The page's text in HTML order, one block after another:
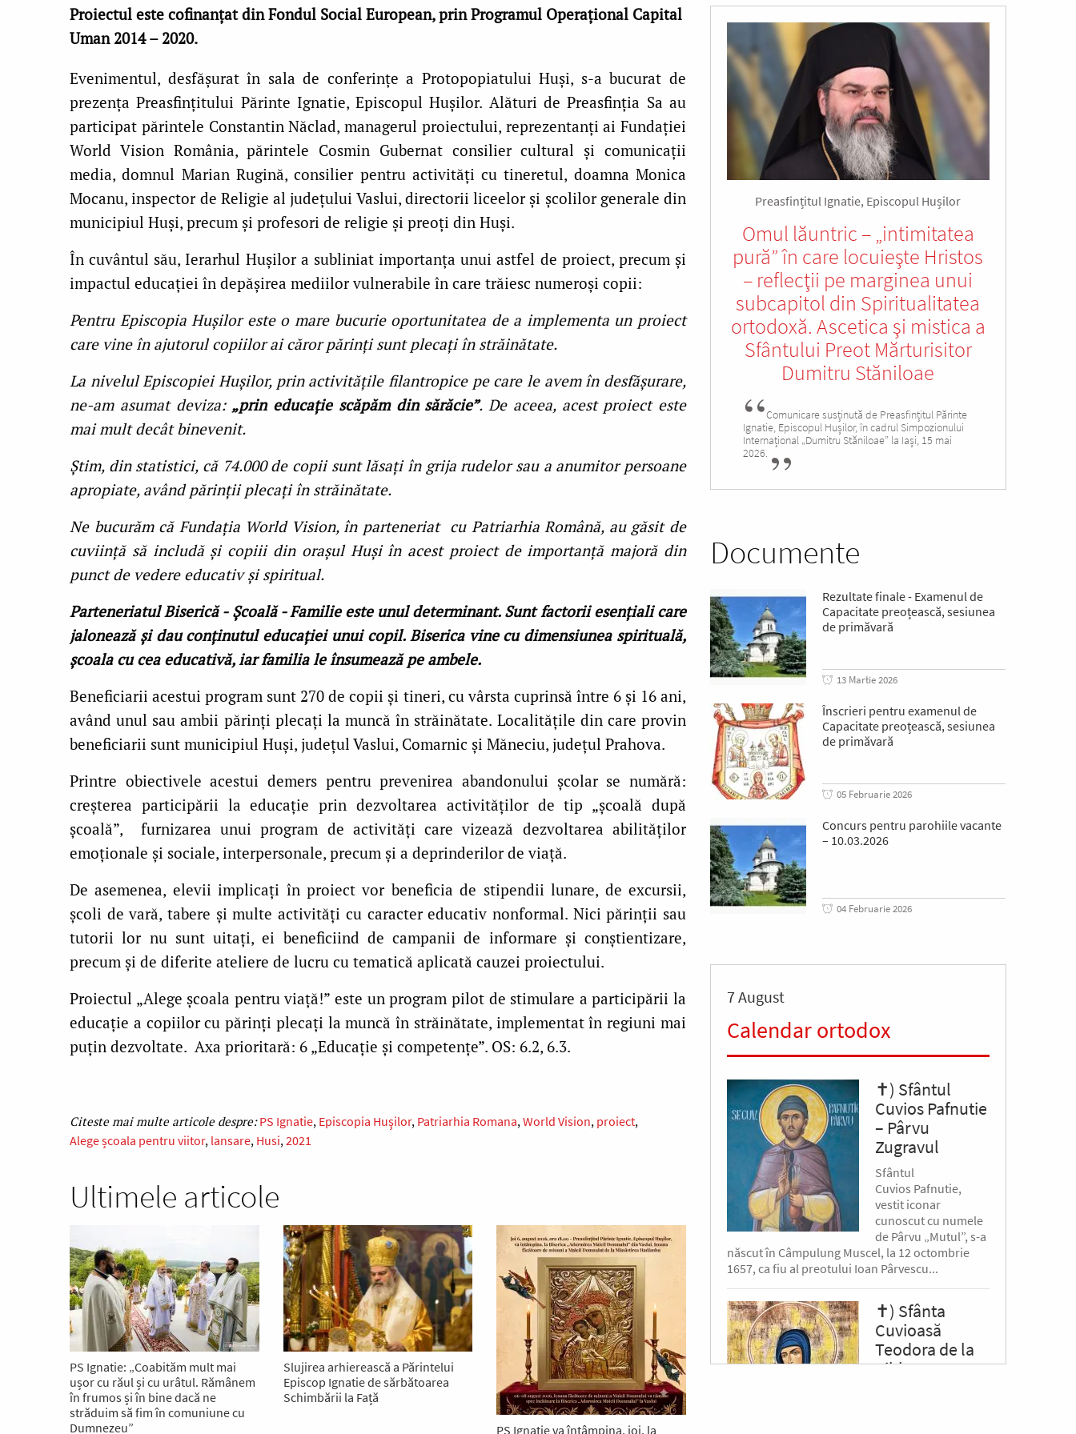
Proiectul este cofinanţat din Fondul Social European, prin Programul Operaţional Capital
Uman 2014 – 2020.
Evenimentul, desfășurat în sala de conferințe a Protopopiatului Huși, s-a bucurat de
prezența Preasfințitului Părinte Ignatie, Episcopul Hușilor. Alături de Preasfinția Sa au
participat părintele Constantin Năclad, managerul proiectului, reprezentanți ai Fundației
World Vision România, părintele Cosmin Gubernat consilier cultural și comunicații
media, domnul Marian Rugină, consilier pentru activități cu tineretul, doamna Monica
Mocanu, inspector de Religie al județului Vaslui, directorii liceelor și școlilor generale din
municipiul Huși, precum și profesori de religie și preoți din Huși.
În cuvântul său, Ierarhul Hușilor a subliniat importanța unui astfel de proiect, precum și
impactul educației în depășirea mediilor vulnerabile în care trăiesc numeroși copii:
Pentru Episcopia Hușilor este o mare bucurie oportunitatea de a implementa un proiect
care vine în ajutorul copiilor ai căror părinți sunt plecați în străinătate.
La nivelul Episcopiei Hușilor, prin activitățile filantropice pe care le avem în desfășurare,
ne-am asumat deviza: „prin educație scăpăm din sărăcie”. De aceea, acest proiect este
mai mult decât binevenit.
Știm, din statistici, că 74.000 de copii sunt lăsați în grija rudelor sau a anumitor persoane
apropiate, având părinții plecați în străinătate.
Ne bucurăm că Fundația World Vision, în parteneriat cu Patriarhia Română, au găsit de
cuviință să includă și copiii din orașul Huși în acest proiect de importanță majoră din
punct de vedere educativ și spiritual.
Parteneriatul Biserică - Școală - Familie este unul determinant. Sunt factorii esențiali care
jalonează și dau conținutul educației unui copil. Biserica vine cu dimensiunea spirituală,
școala cu cea educativă, iar familia le însumează pe ambele.
Beneficiarii acestui program sunt 270 de copii și tineri, cu vârsta cuprinsă între 6 și 16 ani,
având unul sau ambii părinți plecați la muncă în străinătate. Localitățile din care provin
beneficiarii sunt municipiul Huși, județul Vaslui, Comarnic și Măneciu, județul Prahova.
Printre obiectivele acestui demers pentru prevenirea abandonului școlar se numără:
creșterea participării la educație prin dezvoltarea activităților de tip „școală după
școală”, furnizarea unui program de activități care vizează dezvoltarea abilităților
emoționale și sociale, interpersonale, precum și a deprinderilor de viață.
De asemenea, elevii implicați în proiect vor beneficia de stipendii lunare, de excursii,
școli de vară, tabere și multe activități cu caracter educativ nonformal. Nici părinții sau
tutorii lor nu sunt uitați, ei beneficiind de campanii de informare și conștientizare,
precum și de diferite ateliere de lucru cu tematică aplicată cauzei proiectului.
Proiectul „Alege școala pentru viață!” este un program pilot de stimulare a participării la
educație a copiilor cu părinți plecați la muncă în străinătate, implementat în regiuni mai
puțin dezvoltate. Axa prioritară: 6 „Educație și competențe”. OS: 6.2, 6.3.
PS Ignatie Episcopia Huşilor Patriarhia Romana World Vision proiect
Alege școala pentru viitor lansare Husi 2021
Ultimele articole
PS Ignatie: „Coabităm mult mai
ușor cu răul și cu urâtul. Rămânem
în frumos și în bine dacă ne
străduim să fim în comuniune cu
Dumnezeu”
Slujirea arhierească a Părintelui
Episcop Ignatie de sărbătoarea
Schimbării la Față
PS Ignatie va întâmpina, joi, la
Preasfințitul Ignatie, Episcopul Hușilor
Omul lăuntric – „intimitatea
pură” în care locuieşte Hristos
– reflecţii pe marginea unui
subcapitol din Spiritualitatea
ortodoxă. Ascetica şi mistica a
Sfântului Preot Mărturisitor
Dumitru Stăniloae
Comunicare susținută de Preasfințitul Părinte
Ignatie, Episcopul Hușilor, în cadrul Simpozionului
Internațional „Dumitru Stăniloae” la Iași, 15 mai
2026.
Documente
Rezultate finale - Examenul de
Capacitate preoțească, sesiunea
de primăvară
13 Martie 2026
Înscrieri pentru examenul de
Capacitate preoțească, sesiunea
de primăvară
05 Februarie 2026
Concurs pentru parohiile vacante
– 10.03.2026
04 Februarie 2026
7 August
Calendar ortodox
✝) Sfântul
Cuvios Pafnutie
– Pârvu
Zugravul
Sfântul
Cuvios Pafnutie,
vestit iconar
cunoscut cu numele
de Pârvu „Mutul”, s-a
născut în Câmpulung Muscel, la 12 octombrie
1657, ca fiu al preotului Ioan Pârvescu...
✝) Sfânta
Cuvioasă
Teodora de la
Sihla